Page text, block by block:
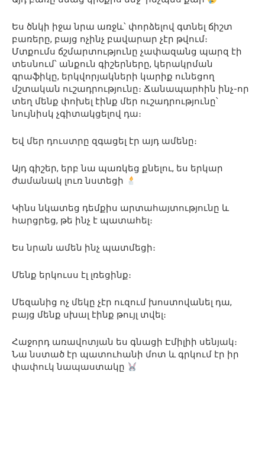
Ես ծնկի իջա նրա առջև՝ փորձելով գտնել ճիշտ
բառերը, բայց ոչինչ բավարար չէր թվում։
Մտքումս ճշմարտությունը չափազանց պարզ էի
տեսնում՝ անքուն գիշերները, կերակրման
գրաֆիկը, երկվորյակների կարիք ունեցող
մշտական ​​ուշադրությունը։ Ճանապարհին ինչ-որ
տեղ մենք փոխել էինք մեր ուշադրությունը՝
նույնիսկ չգիտակցելով դա։
Եվ մեր դուստրը զգացել էր այդ ամենը։
Այդ գիշեր, երբ նա պառկեց քնելու, ես երկար
ժամանակ լուռ նստեցի
Կինս նկատեց դեմքիս արտահայտությունը և
հարցրեց, թե ինչ է պատահել։
Ես նրան ամեն ինչ պատմեցի։
Մենք երկուսս էլ լռեցինք։
Մեզանից ոչ մեկը չէր ուզում խոստովանել դա,
բայց մենք սխալ էինք թույլ տվել։
Հաջորդ առավոտյան ես գնացի Էմիլիի սենյակ։
Նա նստած էր պատուհանի մոտ և գրկում էր իր
փափուկ նապաստակը